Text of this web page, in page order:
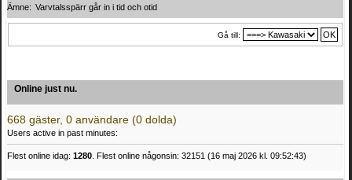
Ämne: Varvtalsspärr går in i tid och otid
Gå till:
Online just nu.
668 gäster, 0 användare (0 dolda)
Users active in past minutes:
Flest online idag: 1280 . Flest online någonsin: 32151 (16 maj 2026 kl. 09:52:43)